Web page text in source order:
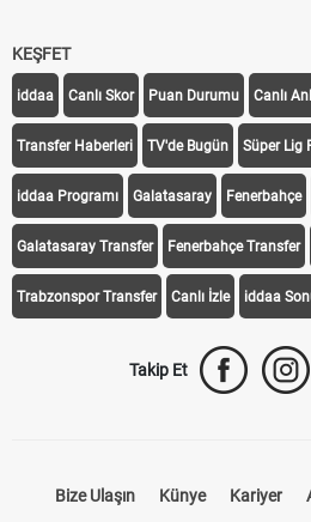
KEŞFET
iddaa Canlı Skor Puan Durumu Canlı
Transfer Haberleri TV'de Bugün Süper Lig
iddaa Programı Galatasaray Fenerbahçe
Galatasaray Transfer Fenerbahçe Transfer
Trabzonspor Transfer Canlı İzle iddaa
Takip Et
Bize Ulaşın Künye Kariyer